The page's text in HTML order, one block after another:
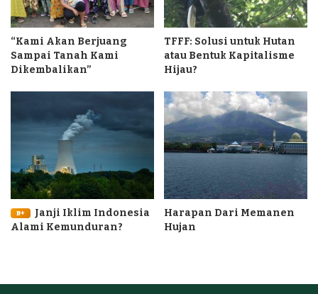
“Kami Akan Berjuang
Sampai Tanah Kami
Dikembalikan”
TFFF: Solusi untuk Hutan
atau Bentuk Kapitalisme
Hijau?
B+
Janji Iklim Indonesia
Alami Kemunduran?
Harapan Dari Memanen
Hujan